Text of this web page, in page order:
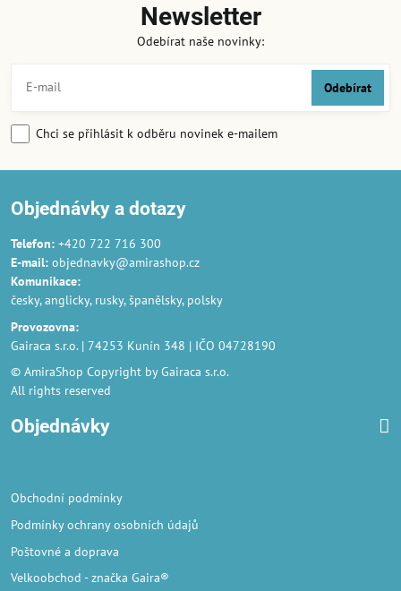
Newsletter
Odebírat naše novinky:
Odebírat
Chci se přihlásit k odběru novinek e-mailem
Objednávky a dotazy
Telefon: +420 722 716 300
E-mail: objednavky@amirashop.cz
Komunikace:
česky, anglicky, rusky, španělsky, polsky
Provozovna:
Gairaca s.r.o. | 74253 Kunín 348 | IČO 04728190
© AmiraShop Copyright by Gairaca s.r.o.
All rights reserved
Objednávky
Obchodní podmínky
Podmínky ochrany osobních údajů
Poštovné a doprava
Velkoobchod - značka Gaira®